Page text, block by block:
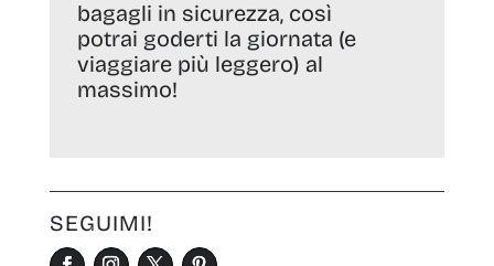
bagagli in sicurezza, così
potrai goderti la giornata (e
viaggiare più leggero) al
massimo!
SEGUIMI!